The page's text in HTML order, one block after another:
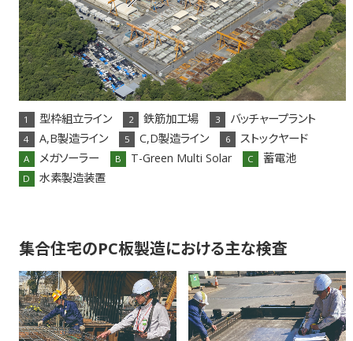
1 型枠組立ライン 2 鉄筋加工場 3 バッチャープラント
4 A,B製造ライン 5 C,D製造ライン 6 ストックヤード
A メガソーラー B T-Green Multi Solar C 蓄電池
D 水素製造装置
集合住宅のPC板製造における主な検査